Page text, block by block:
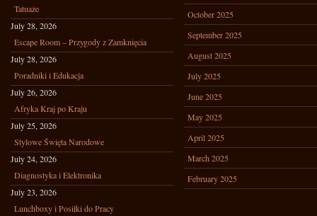
Tatuaże
July 28, 2026
Escape Room – Przygody z Zamknięcia
July 28, 2026
Poradniki i Edukacja
July 26, 2026
Afryka Kraj po Kraju
July 25, 2026
Stylowe Święta Narodowe
July 24, 2026
Diagnostyka i Elektronika
July 23, 2026
Lunchboxy i Posiłki do Pracy
October 2025
September 2025
August 2025
July 2025
June 2025
May 2025
April 2025
March 2025
February 2025